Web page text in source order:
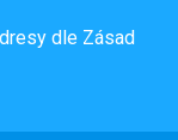
dle Zásad